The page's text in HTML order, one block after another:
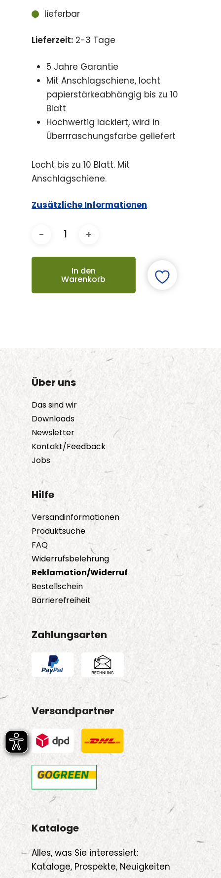
lieferbar
Lieferzeit: 2-3 Tage
5 Jahre Garantie
Mit Anschlagschiene, locht
papierstärkeabhängig bis zu 10
Blatt
Hochwertig lackiert, wird in
Überrraschungsfarbe geliefert
Locht bis zu 10 Blatt. Mit
Anschlagschiene.
Zusätzliche Informationen
In den
Warenkorb
Über uns
Das sind wir
Downloads
Newsletter
Kontakt/Feedback
Jobs
Hilfe
Versandinformationen
Produktsuche
FAQ
Widerrufsbelehrung
Reklamation/Widerruf
Bestellschein
Barrierefreiheit
Zahlungsarten
Versandpartner
Kataloge
Alles, was Sie interessiert:
Kataloge, Prospekte, Neuigkeiten